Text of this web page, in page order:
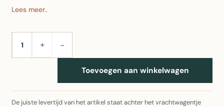
Lees meer..
AANTAL+ −
Toevoegen aan winkelwagen
De juiste levertijd van het artikel staat achter het vrachtwagentje